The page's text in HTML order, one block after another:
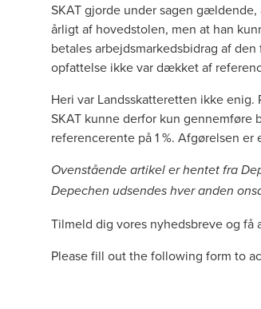
SKAT gjorde under sagen
årligt af hovedstolen, men at han
betales arbejdsmarkedsbidrag af
opfattelse ikke var dækket af
Heri var Landsskatteretten ikke
SKAT kunne derfor kun gennemføre
referencerente på 1 %. Afgørelsen
Ovenstående artikel er hentet fra
Depechen udsendes hver anden
Tilmeld dig vores nyhedsbreve og
Please fill out the following form to